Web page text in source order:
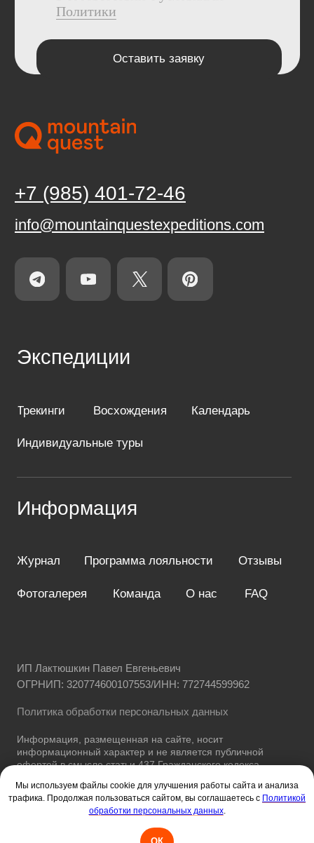
Мы используем файлы cookie для улучшения работы сайта и анализа
трафика. Продолжая пользоваться сайтом, вы соглашаетесь с Политикой
обработки персональных данных.